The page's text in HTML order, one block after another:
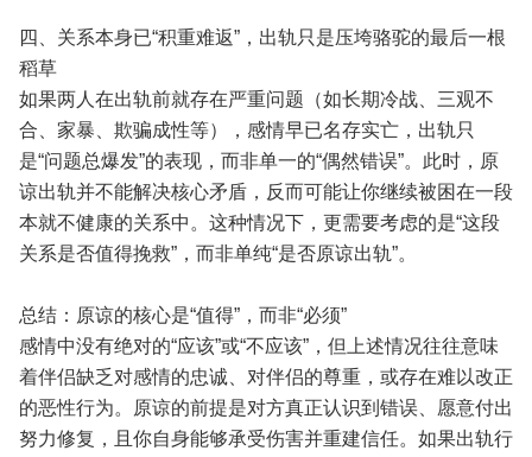
四、关系本身已“积重难返”，出轨只是压垮骆驼的最后一根
稻草
如果两人在出轨前就存在严重问题（如长期冷战、三观不
合、家暴、欺骗成性等），感情早已名存实亡，出轨只
是“问题总爆发”的表现，而非单一的“偶然错误”。此时，原
谅出轨并不能解决核心矛盾，反而可能让你继续被困在一段
本就不健康的关系中。这种情况下，更需要考虑的是“这段
关系是否值得挽救”，而非单纯“是否原谅出轨”。
总结：原谅的核心是“值得”，而非“必须”
感情中没有绝对的“应该”或“不应该”，但上述情况往往意味
着伴侣缺乏对感情的忠诚、对伴侣的尊重，或存在难以改正
的恶性行为。原谅的前提是对方真正认识到错误、愿意付出
努力修复，且你自身能够承受伤害并重建信任。如果出轨行